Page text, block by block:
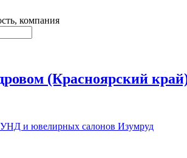
компания
(Красноярский
и ювелирных салонов Изумруд